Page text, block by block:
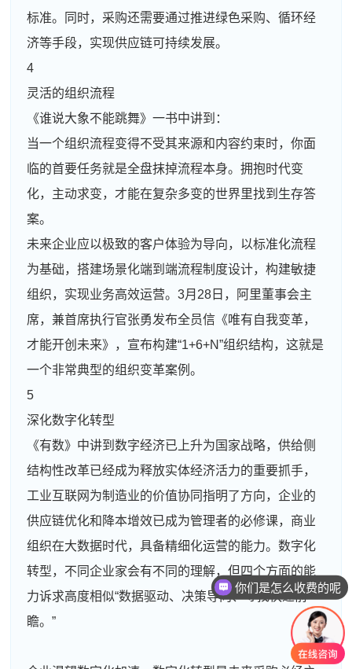
标准。同时，采购还需要通过推进绿色采购、循环经
济等手段，实现供应链可持续发展。
4
灵活的组织流程
《谁说大象不能跳舞》一书中讲到：
当一个组织流程变得不受其来源和内容约束时，你面
临的首要任务就是全盘抹掉流程本身。拥抱时代变
化，主动求变，才能在复杂多变的世界里找到生存答
案。
未来企业应以极致的客户体验为导向，以标准化流程
为基础，搭建场景化端到端流程制度设计，构建敏捷
组织，实现业务高效运营。3月28日，阿里董事会主
席，兼首席执行官张勇发布全员信《唯有自我变革，
才能开创未来》，宣布构建“1+6+N”组织结构，这就是
一个非常典型的组织变革案例。
5
深化数字化转型
《有数》中讲到数字经济已上升为国家战略，供给侧
结构性改革已经成为释放实体经济活力的重要抓手，
工业互联网为制造业的价值协同指明了方向，企业的
供应链优化和降本增效已成为管理者的必修课，商业
组织在大数据时代，具备精细化运营的能力。数字化
转型，不同企业家会有不同的理解，但四个方面的能
力诉求高度相似“数据驱动、决策导向、寻找快速前
瞻。”
你们是怎么收费的呢